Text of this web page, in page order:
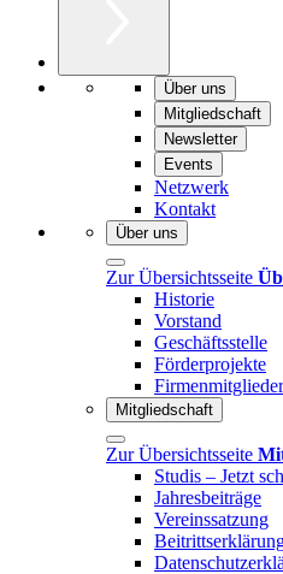
Über uns
Mitgliedschaft
Newsletter
Events
Netzwerk
Kontakt
Über uns
Zur Übersichtsseite
Historie
Vorstand
Geschäftsstelle
Förderprojekte
Mitgliedschaft
Zur Übersichtsseite
Studis – Jetzt
Jahresbeiträge
Vereinssatzung